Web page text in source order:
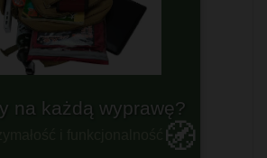
🧭
na każdą wyprawę?
militarne